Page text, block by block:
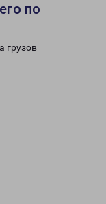
по
грузов